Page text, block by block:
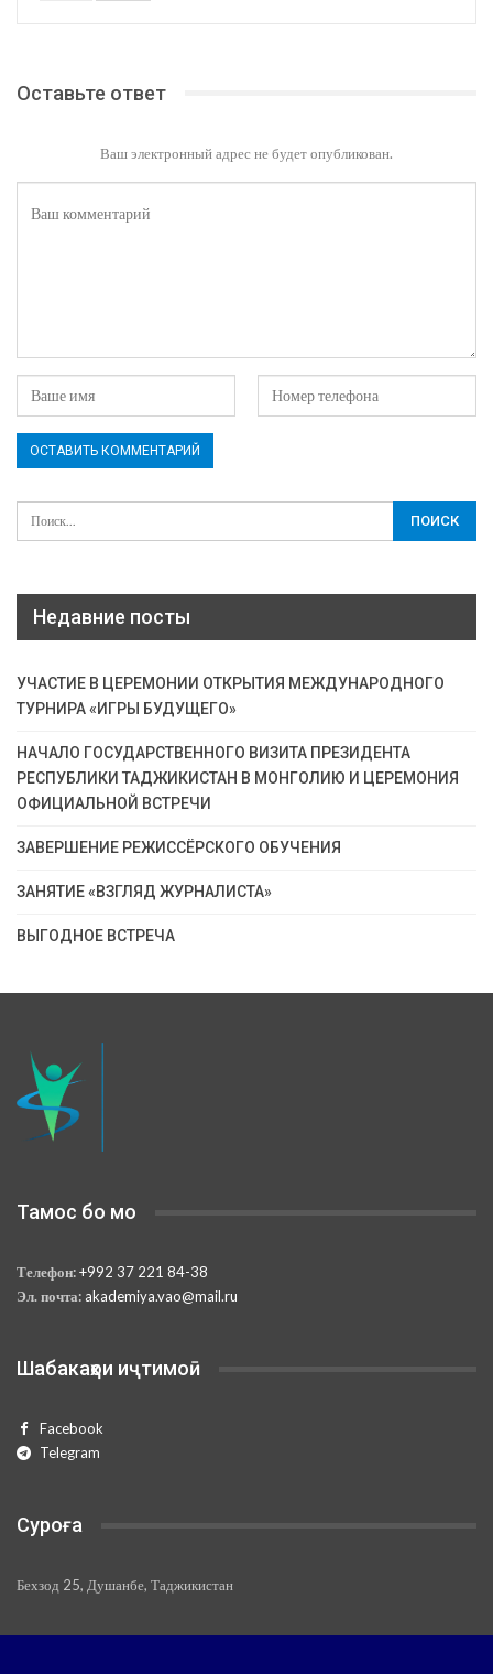
Оставьте ответ
Ваш электронный адрес не будет опубликован.
Недавние посты
УЧАСТИЕ В ЦЕРЕМОНИИ ОТКРЫТИЯ МЕЖДУНАРОДНОГО
ТУРНИРА «ИГРЫ БУДУЩЕГО»
НАЧАЛО ГОСУДАРСТВЕННОГО ВИЗИТА ПРЕЗИДЕНТА
РЕСПУБЛИКИ ТАДЖИКИСТАН В МОНГОЛИЮ И ЦЕРЕМОНИЯ
ОФИЦИАЛЬНОЙ ВСТРЕЧИ
ЗАВЕРШЕНИЕ РЕЖИССЁРСКОГО ОБУЧЕНИЯ
ЗАНЯТИЕ «ВЗГЛЯД ЖУРНАЛИСТА»
ВЫГОДНОЕ ВСТРЕЧА
Тамос бо мо
Телефон:+992 37 221 84-38
Эл. почта: akademiya.vao@mail.ru
Шабакаҳои иҷтимоӣ
Facebook
Telegram
Суроға
Бехзод 25, Душанбе, Таджикистан